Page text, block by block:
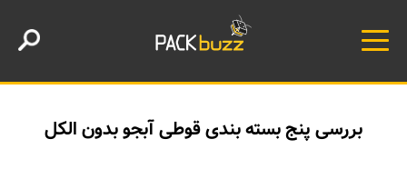
بررسی پنج بسته بندی قوطی آبجو بدون الکل